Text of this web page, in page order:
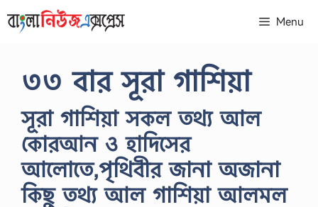
to
Menu
৩৩ বার সূরা গাশিয়া
সূরা গাশিয়া সকল তথ্য আল
কোরআন ও হাদিসের
আলোতে,পৃথিবীর জানা অজানা
কিছু তথ্য আল গাশিয়া আলমল